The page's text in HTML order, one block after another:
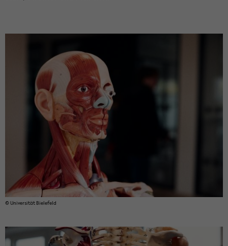
© Uni­ver­si­tät Bie­le­feld